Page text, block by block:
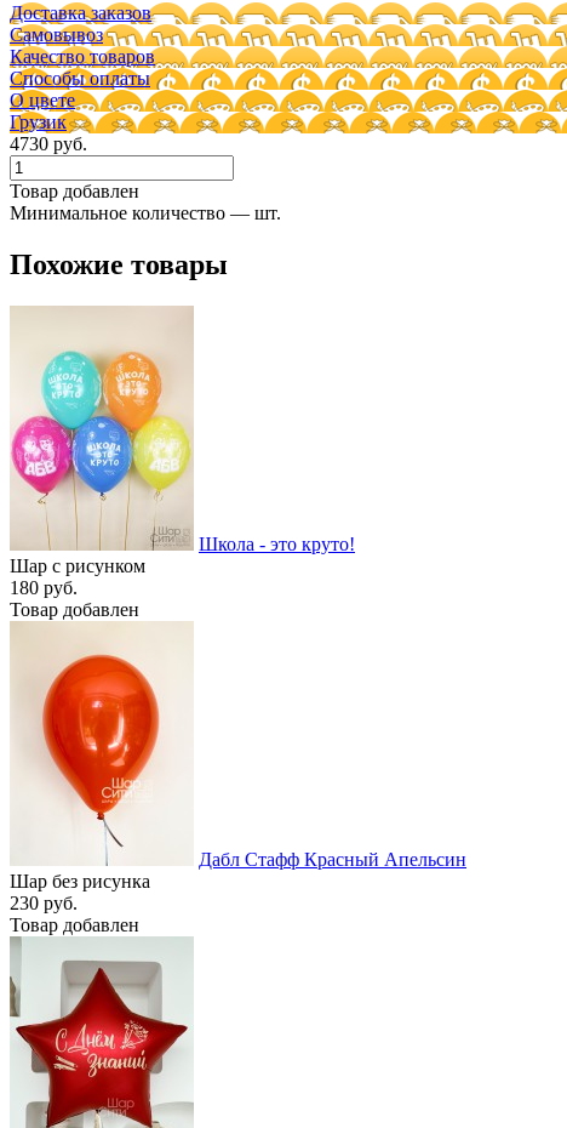
Доставка заказов
Самовывоз
Качество товаров
Способы оплаты
О цвете
Грузик
4730 руб.
Товар добавлен
Минимальное количество — шт.
Похожие товары
Школа - это круто!
Шар с рисунком
180 руб.
Товар добавлен
Дабл Стафф Красный Апельсин
Шар без рисунка
230 руб.
Товар добавлен